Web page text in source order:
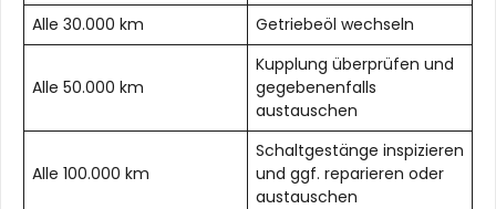
Alle 30.000 km
Getriebeöl wechseln
Alle 50.000 km
Kupplung überprüfen und
gegebenenfalls
austauschen
Alle 100.000 km
Schaltgestänge inspizieren
und ggf. reparieren oder
austauschen